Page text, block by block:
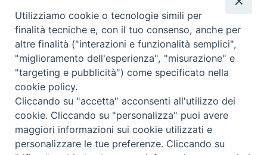
Curia
Via del Seminario, 61 - 57122 Livorno LI
Tel. 0586 276211
Fax 0586 276243
segreve@livorno.chiesacattolica.it
Utilizziamo cookie o tecnologie simili per
finalità tecniche e, con il tuo consenso, anche per
altre finalità ("interazioni e funzionalità semplici",
"miglioramento dell'esperienza", "misurazione" e
"targeting e pubblicità") come specificato nella
cookie policy.
Cliccando su "accetta" acconsenti all'utilizzo dei
cookie. Cliccando su "personalizza" puoi avere
maggiori informazioni sui cookie utilizzati e
personalizzare le tue preferenze. Cliccando su